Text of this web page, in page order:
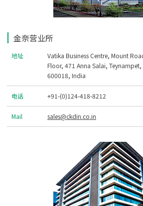
金奈营业所
地址
Vatika Business Centre, Mount
Floor, 471 Anna Salai,
600018, India
电话 +91-(0)124-418-8212
Mail sales@ckdin.co.in